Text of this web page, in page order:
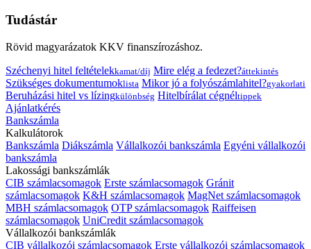
Tudástár
Rövid magyarázatok KKV finanszírozáshoz.
Széchenyi hitel feltételekkamat/díj Mire elég a fedezet?áttekintés
Szükséges dokumentumoklista Mikor jó a folyószámlahitel?gyakorlati
Beruházási hitel vs lízingkülönbség Hitelbírálat cégnéltippek
Ajánlatkérés
Bankszámla
Kalkulátorok
Bankszámla Diákszámla Vállalkozói bankszámla Egyéni vállalkozói
bankszámla
Lakossági bankszámlák
CIB számlacsomagok Erste számlacsomagok Gránit
számlacsomagok K&H számlacsomagok MagNet számlacsomagok
MBH számlacsomagok OTP számlacsomagok Raiffeisen
számlacsomagok UniCredit számlacsomagok
Vállalkozói bankszámlák
CIB vállalkozói számlacsomagok Erste vállalkozói számlacsomagok